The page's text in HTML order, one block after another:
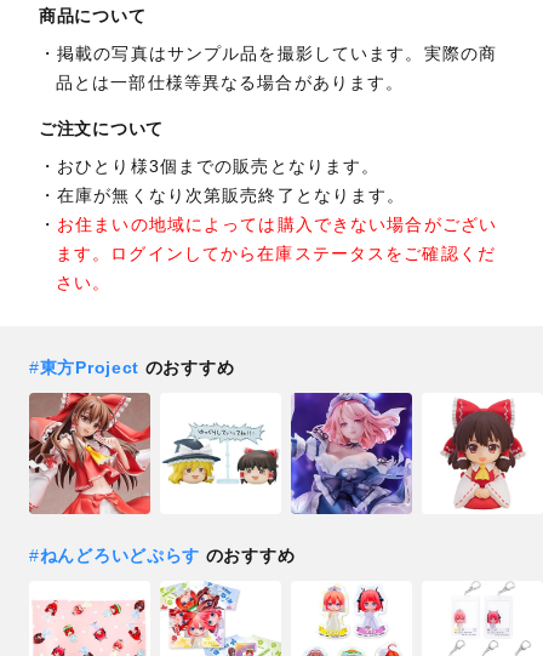
商品について
掲載の写真はサンプル品を撮影しています。実際の商
品とは一部仕様等異なる場合があります。
ご注文について
おひとり様3個までの販売となります。
在庫が無くなり次第販売終了となります。
お住まいの地域によっては購入できない場合がござい
ます。ログインしてから在庫ステータスをご確認くだ
さい。
#東方Project のおすすめ
#ねんどろいどぷらす のおすすめ